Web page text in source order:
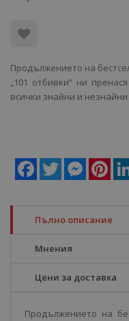
Продължението на
„101 отбивки” ни
всички знайни и
Facebook
Twitter Messenger
Пълно описание
Мнения
Цени за доставка
Продължението на